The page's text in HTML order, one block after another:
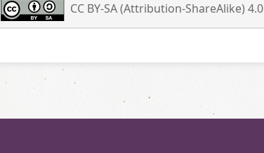
CC BY-SA (Attribution-ShareAlike) 4.0